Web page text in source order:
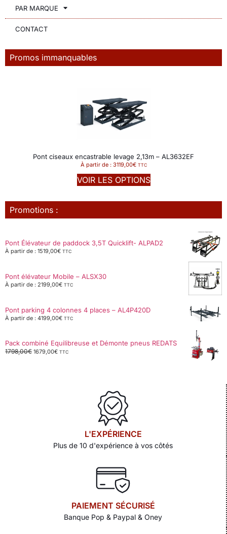
PAR MARQUE
CONTACT
Promos immanquables
Pont ciseaux encastrable levage 2,13m – AL3632EF
À partir de : 3119,00€ TTC
VOIR LES OPTIONS
Promotions :
Pont Élévateur de paddock 3,5T Quicklift- ALPAD2
À partir de : 1519,00€ TTC
Pont élévateur Mobile – ALSX30
À partir de : 2199,00€ TTC
Pont parking 4 colonnes 4 places – AL4P420D
À partir de : 4199,00€ TTC
Pack combiné Equilibreuse et Démonte pneus REDATS
1798,00€ 1679,00€ TTC
L'EXPÉRIENCE
Plus de 10 d'expérience à vos côtés
PAIEMENT SÉCURISÉ
Banque Pop & Paypal & Oney